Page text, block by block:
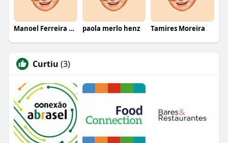
Manoel Ferreira dos Santos junior paola merlo henz Tamires Moreira
Curtiu (3)